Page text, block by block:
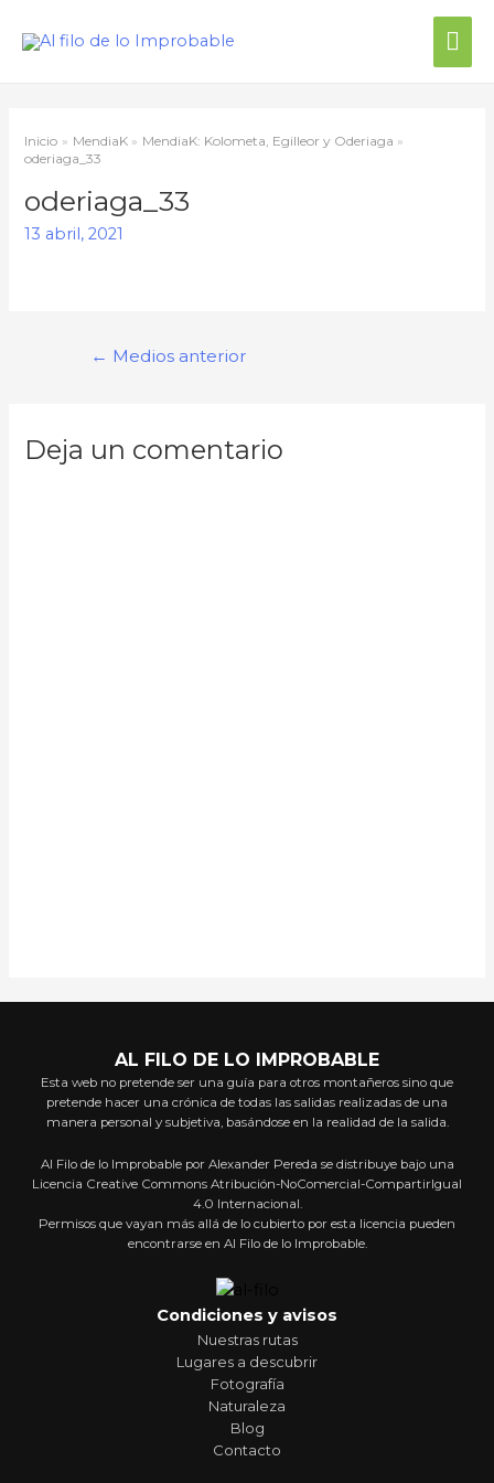
Inicio MendiaK
MendiaK: Kolometa, Egilleor y Oderiaga
oderiaga_33
oderiaga_33
13 abril, 2021
Navegación
← Medios anterior
Deja un comentario
AL FILO DE LO IMPROBABLE
Esta web no pretende ser una guía para otros montañeros sino que
pretende hacer una crónica de todas las salidas realizadas de una
manera personal y subjetiva, basándose en la realidad de la salida.
Al Filo de lo Improbable por Alexander Pereda se distribuye bajo una
Licencia Creative Commons Atribución-NoComercial-CompartirIgual
4.0 Internacional.
Permisos que vayan más allá de lo cubierto por esta licencia pueden
encontrarse en Al Filo de lo Improbable.
Condiciones y avisos
Nuestras rutas
Lugares a descubrir
Fotografía
Naturaleza
Blog
Contacto